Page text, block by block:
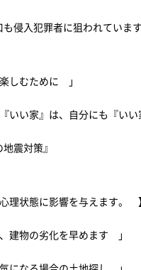
も侵入犯罪者に狙われています
楽しむために 」
い家』は、自分にも『いい
地震対策』
理状態に影響を与えます。
建物の劣化を早めます 」